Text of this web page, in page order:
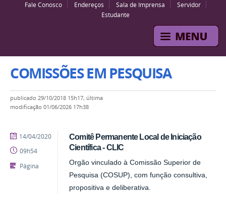
Fale Conosco Endereços Sala de Imprensa
Servidor
Estudante
COMISSÕES EM PESQUISA
publicado 29/10/2018 15h17, última
modificação 01/06/2026 17h38
Comitê Permanente Local de Iniciação
Científica - CLIC
Orgão vinculado à Comissão Superior de
Pesquisa (COSUP), com função consultiva,
propositiva e deliberativa.
publicado
14/04/2020
09h54
Página